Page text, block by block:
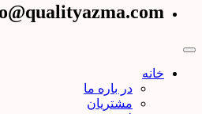
خانه
در باره ما
مشتریان